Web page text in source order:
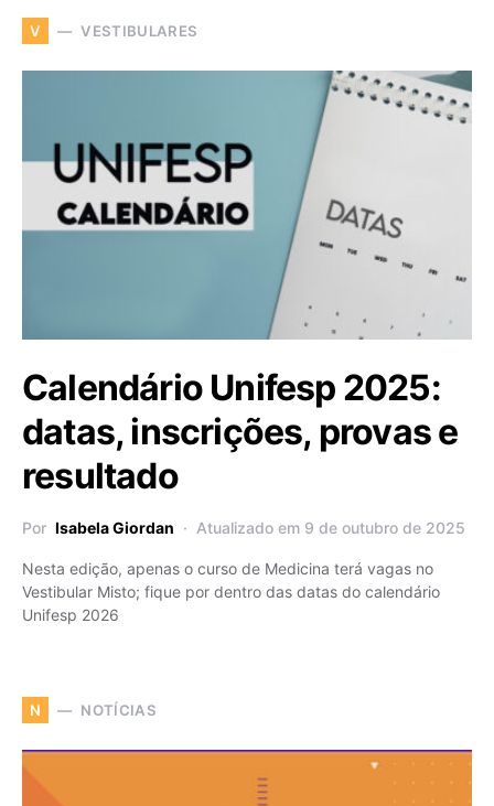
V VESTIBULARES
Calendário Unifesp 2025:
datas, inscrições, provas e
resultado
Por Isabela Giordan Atualizado em 9 de outubro de 2025
Nesta edição, apenas o curso de Medicina terá vagas no
Vestibular Misto; fique por dentro das datas do calendário
Unifesp 2026
N NOTÍCIAS